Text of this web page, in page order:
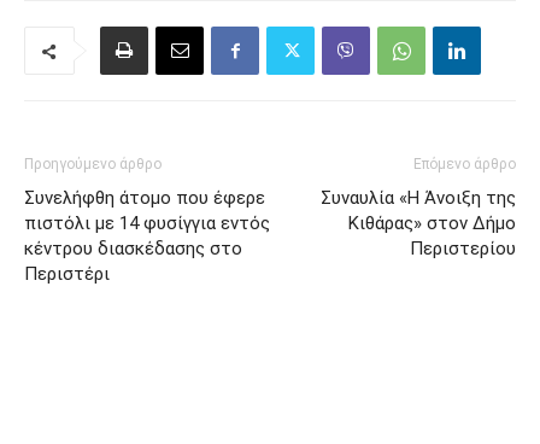
Προηγούμενο άρθρο
Συνελήφθη άτομο που έφερε
πιστόλι με 14 φυσίγγια εντός
κέντρου διασκέδασης στο
Περιστέρι
Επόμενο άρθρο
Συναυλία «Η Άνοιξη της
Κιθάρας» στον Δήμο
Περιστερίου